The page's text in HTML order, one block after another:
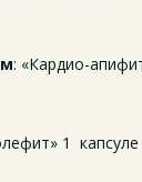
: «Кардио-
1 капсуле